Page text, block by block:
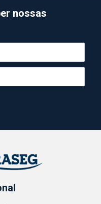
nossas